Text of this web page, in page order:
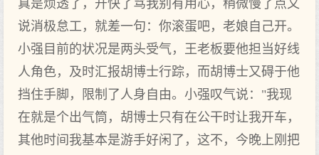
真是烦透了，开快了骂我别有用心，稍微慢了点又
说消极怠工，就差一句：你滚蛋吧，老娘自己开。
小强目前的状况是两头受气，王老板要他担当好线
人角色，及时汇报胡博士行踪，而胡博士又碍于他
挡住手脚，限制了人身自由。小强叹气说："我现
在就是个出气筒，胡博士只有在公干时让我开车，
其他时间我基本是游手好闲了，这不，今晚上刚把